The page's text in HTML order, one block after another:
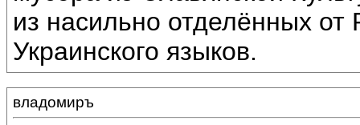
из насильно отделённых от
Украинского языков.
владомиръ